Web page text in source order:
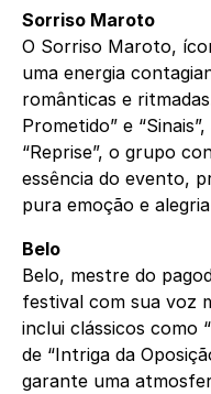
Sorriso Maroto
O Sorriso Maroto,
uma energia
românticas e
Prometido” e
“Reprise”, o grupo
essência do evento,
pura emoção e
Belo
Belo, mestre do
festival com sua voz
inclui clássicos como
de “Intriga da
garante uma